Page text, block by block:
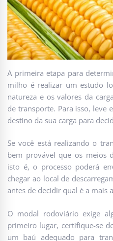
A primeira etapa para
milho é realizar um estudo
natureza e os valores da
de transporte. Para isso, leve
destino da sua carga para
Se você está realizando o
bem provável que os meios
isto é, o processo poderá
chegar ao local de
antes de decidir qual é a mais
O modal rodoviário exige
primeiro lugar, certifique-se
um baú adequado para